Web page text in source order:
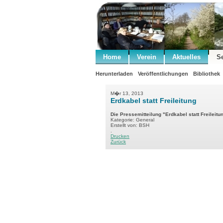
Home Verein Aktuelles
Herunterladen Veröffentlichungen Bibliothek
M�r 13, 2013
Erdkabel statt Freileitung
Die Pressemitteilung "Erdkabel statt
Kategorie: General
Erstellt von: BSH
Drucken
Zurück